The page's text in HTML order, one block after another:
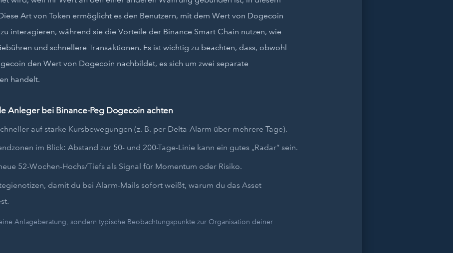
Art von Token ermöglicht es den Benutzern, mit dem Wert von Dogecoin
interagieren, während sie die Vorteile der Binance Smart Chain nutzen, wie
und schnellere Transaktionen. Es ist wichtig zu beachten, dass, obwohl
den Wert von Dogecoin nachbildet, es sich um zwei separate
handelt.
Anleger bei Binance-Peg Dogecoin achten
auf starke Kursbewegungen (z. B. per Delta-Alarm über mehrere Tage).
im Blick: Abstand zur 50- und 200-Tage-Linie kann ein gutes „Radar“ sein.
52-Wochen-Hochs/Tiefs als Signal für Momentum oder Risiko.
damit du bei Alarm-Mails sofort weißt, warum du das Asset
Anlageberatung, sondern typische Beobachtungspunkte zur Organisation deiner